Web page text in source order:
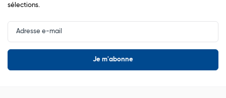
sélections.
Input
Newsletter